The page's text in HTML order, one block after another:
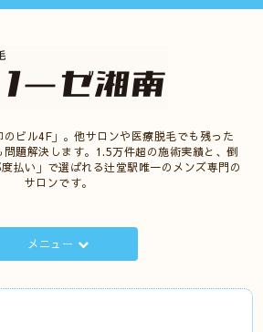
ビル4F」。他サロンや医療脱毛でも残った
問題解決します。1.5万件超の施術実績と、倒
払い」で選ばれる辻堂駅唯一のメンズ専門の
サロンです。
メニュー